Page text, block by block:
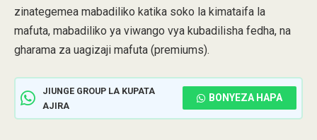
zinategemea mabadiliko katika soko la kimataifa la
mafuta, mabadiliko ya viwango vya kubadilisha fedha, na
gharama za uagizaji mafuta (premiums).
JIUNGE GROUP LA KUPATA
AJIRA
BONYEZA HAPA